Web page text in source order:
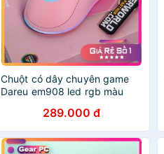
Chuột có dây chuyên game
Dareu em908 led rgb màu
tháng - Máy Tính Báo Hồng
289.000 đ